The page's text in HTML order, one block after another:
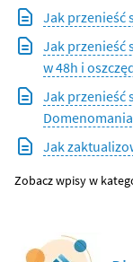
Jak przenieść
Jak przenieść
w 48h i
Jak przenieść
Jak
Zobacz wpisy w